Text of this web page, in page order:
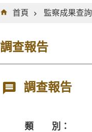
首頁
監察成果查詢
調查報告
調查報告
類 別：